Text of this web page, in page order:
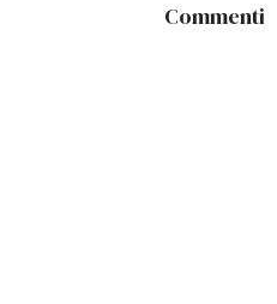
Commenti